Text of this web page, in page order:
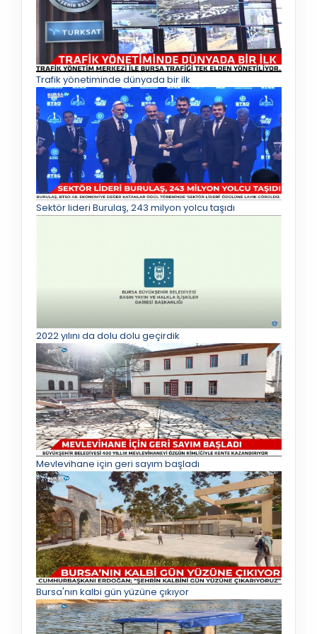
Trafik yönetiminde dünyada bir ilk
Sektör lideri Burulaş, 243 milyon yolcu taşıdı
2022 yılını da dolu dolu geçirdik
Mevlevihane için geri sayım başladı
Bursa'nın kalbi gün yüzüne çıkıyor